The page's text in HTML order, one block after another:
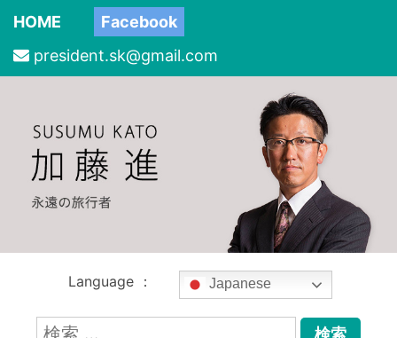
HOME
Facebook
president.sk@gmail.com
Language ： Japanese
検